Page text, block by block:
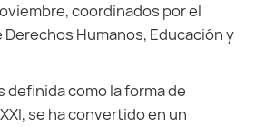
coordinados por el
Humanos, Educación y
definida como la forma de
se ha convertido en un